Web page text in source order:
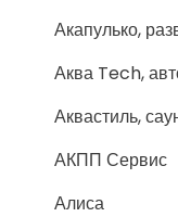
Акапулько,
Аква Tech,
Аквастиль,
АКПП Сервис
Алиса